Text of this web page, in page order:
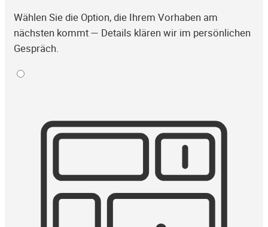
Wählen Sie die Option, die Ihrem Vorhaben am
nächsten kommt — Details klären wir im persönlichen
Gespräch.